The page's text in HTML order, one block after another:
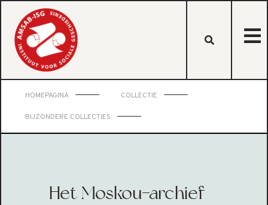
HOMEPAGINA COLLECTIE
BIJZONDERE COLLECTIES
Het Moskou-archief